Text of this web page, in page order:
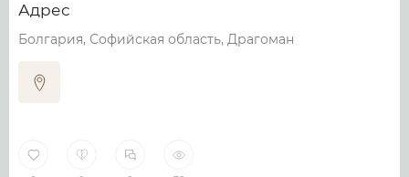
Адрес
Болгария, Софийская область, Драгоман